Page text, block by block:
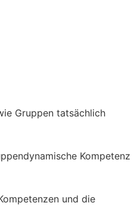
Gruppen tatsächlich
Kompetenz
und die